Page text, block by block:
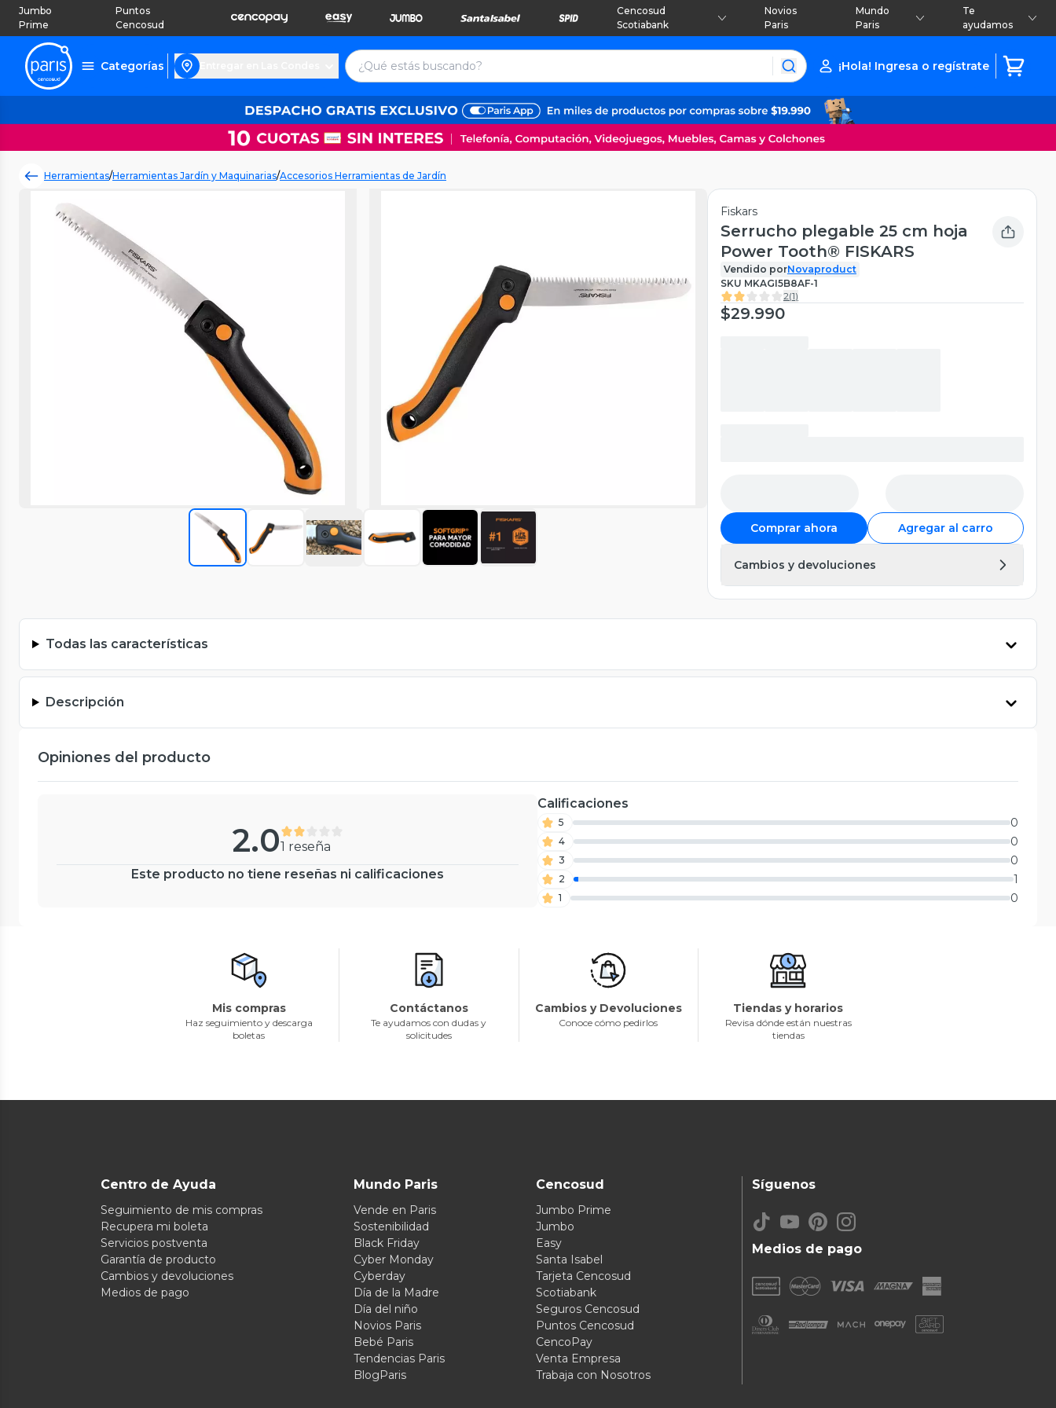
Jumbo
Prime
Puntos
Cencosud
Cencosud
Scotiabank
Novios
Paris
Mundo
Paris
Te
ayudamos
Categorías ¡Hola! Ingresa o regístrate
Herramientas/Herramientas Jardín y Maquinarias/Accesorios Herramientas de Jardín
Fiskars
Serrucho plegable 25 cm hoja
Power Tooth® FISKARS
Vendido porNovaproduct
SKU MKAGI5B8AF-1
2(1)
$29.990
Comprar ahora Agregar al carro
Cambios y devoluciones
Todas las características
Descripción
Opiniones del producto
2.01 reseña
Este producto no tiene reseñas ni calificaciones
Calificaciones
5 0
4 0
3 0
2 1
1 0
Mis compras
Haz seguimiento y descarga
boletas
Contáctanos
Te ayudamos con dudas y
solicitudes
Cambios y Devoluciones
Conoce cómo pedirlos
Tiendas y horarios
Revisa dónde están nuestras
tiendas
Centro de Ayuda
Seguimiento de mis compras
Recupera mi boleta
Servicios postventa
Garantía de producto
Cambios y devoluciones
Medios de pago
Mundo Paris
Vende en Paris
Sostenibilidad
Black Friday
Cyber Monday
Cyberday
Día de la Madre
Día del niño
Novios Paris
Bebé Paris
Tendencias Paris
BlogParis
Cencosud
Jumbo Prime
Jumbo
Easy
Santa Isabel
Tarjeta Cencosud
Scotiabank
Seguros Cencosud
Puntos Cencosud
CencoPay
Venta Empresa
Trabaja con Nosotros
Medios de pago
Síguenos